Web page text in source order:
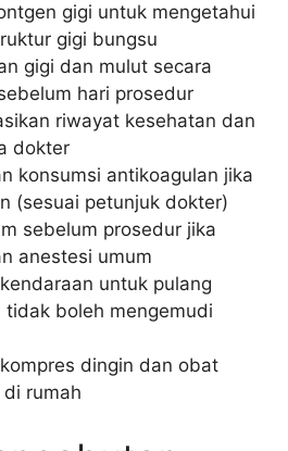
gigi untuk mengetahui
gigi bungsu
gigi dan mulut secara
hari prosedur
riwayat kesehatan dan
dokter
konsumsi antikoagulan jika
(sesuai petunjuk dokter)
sebelum prosedur jika
anestesi umum
untuk pulang
tidak boleh mengemudi
dingin dan obat
rumah